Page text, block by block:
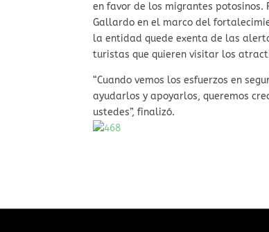
en favor de los migrantes
Gallardo en el marco del
la entidad quede exenta de las
turistas que quieren visitar los
“Cuando vemos los esfuerzos en
ayudarlos y apoyarlos, queremos
ustedes”, finalizó.